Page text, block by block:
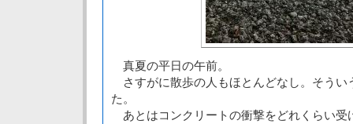
真夏の平日の午前。
さすがに散歩の人もほとんどなし。そうい
た。
あとはコンクリートの衝撃をどれくらい受